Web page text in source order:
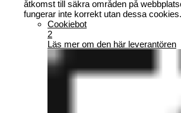
åtkomst till säkra områden på
fungerar inte korrekt utan dessa cookies.
Cookiebot
2
Läs mer om den här leverantören